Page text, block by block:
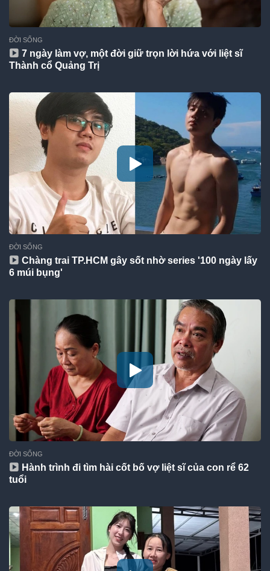
ĐỜI SỐNG
7 ngày làm vợ, một đời giữ trọn lời hứa với liệt sĩ
Thành cổ Quảng Trị
ĐỜI SỐNG
Chàng trai TP.HCM gây sốt nhờ series '100 ngày lấy
6 múi bụng'
ĐỜI SỐNG
Hành trình đi tìm hài cốt bố vợ liệt sĩ của con rể 62
tuổi